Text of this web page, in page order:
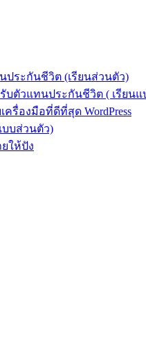
ระกันชีวิต (เรียนส่วนตัว)
ตัวแทนประกันชีวิต ( เรียน
ครื่องมือที่ดีที่สุด WordPress
บบส่วนตัว)
ให้ปัง